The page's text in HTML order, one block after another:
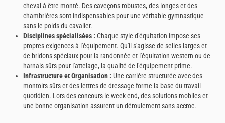
cheval à être monté. Des caveçons robustes, des longes et des
chambrières sont indispensables pour une véritable gymnastique
sans le poids du cavalier.
Disciplines spécialisées : Chaque style d'équitation impose ses
propres exigences à l'équipement. Qu'il s'agisse de selles larges et
de bridons spéciaux pour la randonnée et l'équitation western ou de
harnais sûrs pour l'attelage, la qualité de l'équipement prime.
Infrastructure et Organisation : Une carrière structurée avec des
montoirs sûrs et des lettres de dressage forme la base du travail
quotidien. Lors des concours le week-end, des solutions mobiles et
une bonne organisation assurent un déroulement sans accroc.